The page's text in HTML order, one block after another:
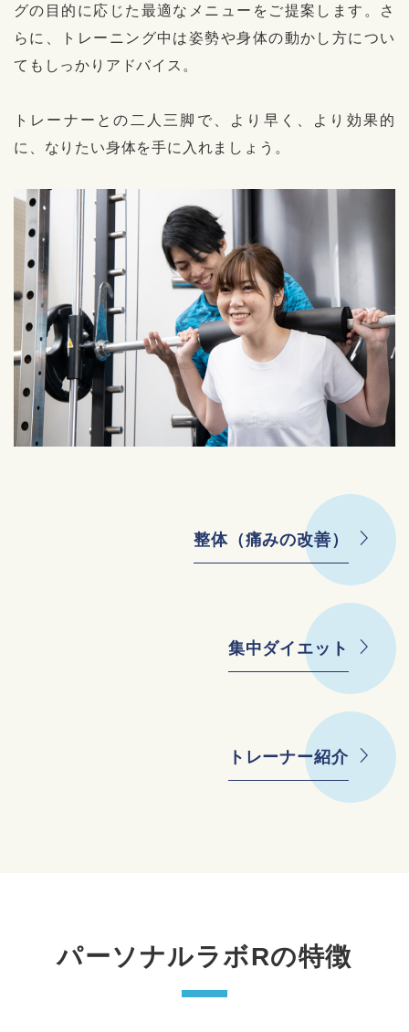
グの⽬的に応じた最適なメニューをご提案します。さ
らに、トレーニング中は姿勢や⾝体の動かし⽅につい
てもしっかりアドバイス。
トレーナーとの⼆⼈三脚で、より早く、より効果的
に、なりたい⾝体を⼿に⼊れましょう。
整体（痛みの改善）
集中ダイエット
トレーナー紹介
パーソナルラボRの特徴